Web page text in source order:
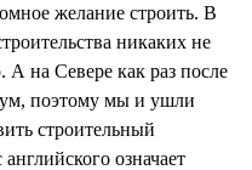
желание строить. В
никаких не
на Севере как раз после
поэтому мы и ушли
строительный
означает